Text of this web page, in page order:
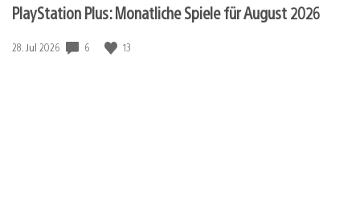
PlayStation Plus: Monatliche Spiele für August 2026
Veröffentlichungsdatum:
28. Jul 2026 6 13